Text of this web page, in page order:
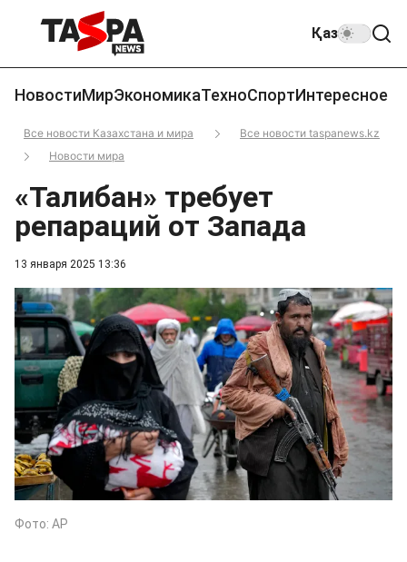
Қаз
НовостиМирЭкономикаТехноСпортИнтересное
Все новости Казахстана и мира
Все новости taspanews.kz
Новости мира
13 января 2025 13:36
«Талибан» требует
репараций от Запада
Фото: AP